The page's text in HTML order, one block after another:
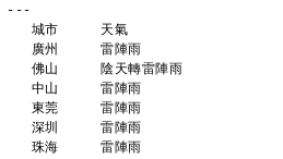
---
城市     天氣
廣州     雷陣雨
佛山     陰天轉雷陣雨
中山     雷陣雨
東莞     雷陣雨
深圳     雷陣雨
珠海     雷陣雨